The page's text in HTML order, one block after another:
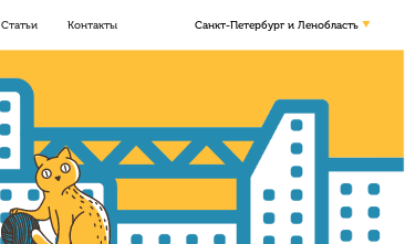
Статьи Контакты Санкт-Петербург и Ленобласть